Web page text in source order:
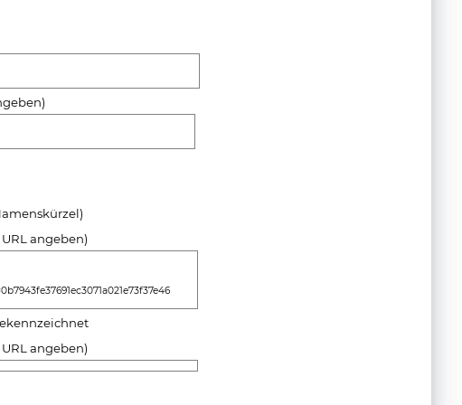
angeben)
angeben)